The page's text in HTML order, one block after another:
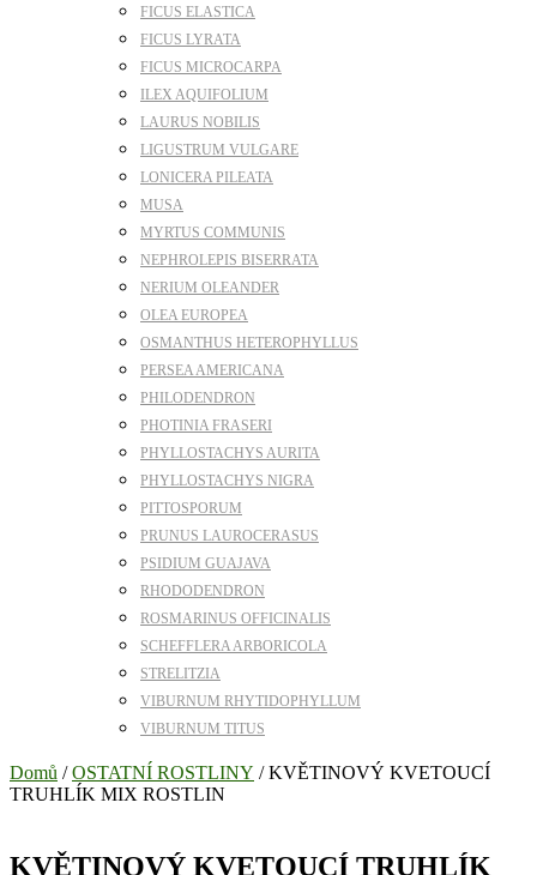
FICUS ELASTICA
FICUS LYRATA
FICUS MICROCARPA
ILEX AQUIFOLIUM
LAURUS NOBILIS
LIGUSTRUM VULGARE
LONICERA PILEATA
MUSA
MYRTUS COMMUNIS
NEPHROLEPIS BISERRATA
NERIUM OLEANDER
OLEA EUROPEA
OSMANTHUS HETEROPHYLLUS
PERSEA AMERICANA
PHILODENDRON
PHOTINIA FRASERI
PHYLLOSTACHYS AURITA
PHYLLOSTACHYS NIGRA
PITTOSPORUM
PRUNUS LAUROCERASUS
PSIDIUM GUAJAVA
RHODODENDRON
ROSMARINUS OFFICINALIS
SCHEFFLERA ARBORICOLA
STRELITZIA
VIBURNUM RHYTIDOPHYLLUM
VIBURNUM TITUS
Domů /OSTATNÍ ROSTLINY / KVĚTINOVÝ KVETOUCÍ
TRUHLÍK MIX ROSTLIN
KVĚTINOVÝ KVETOUCÍ TRUHLÍK